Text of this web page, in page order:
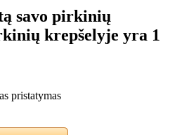
savo pirkinių
krepšelyje yra 1
pristatymas